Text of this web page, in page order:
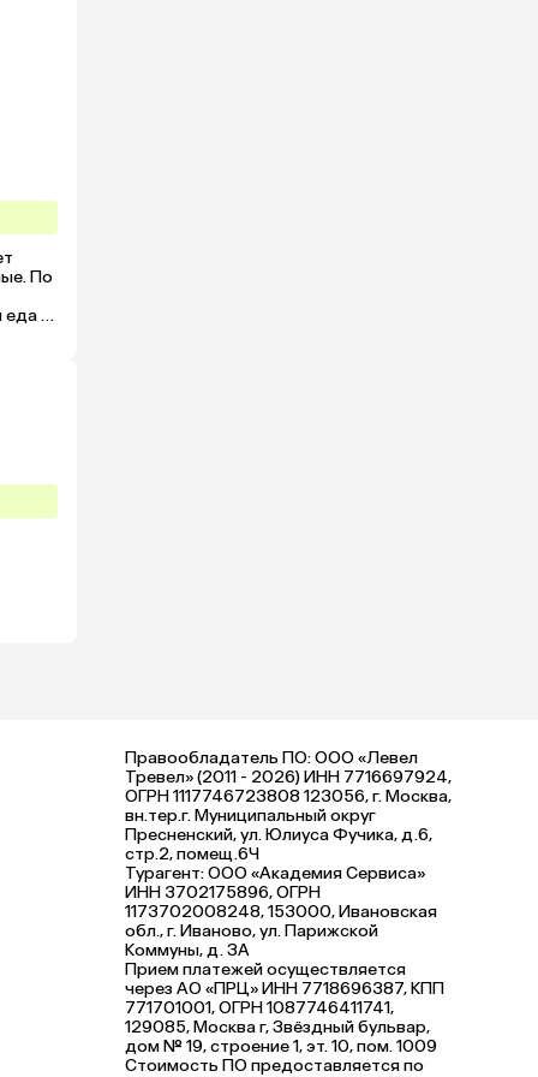
По
еда
Правообладатель ПО: ООО «Левел
Тревел» (2011 - 2026) ИНН 7716697924,
ОГРН 1117746723808 123056, г. Москва,
вн.тер.г. Муниципальный округ
Пресненский, ул. Юлиуса Фучика, д.6,
стр.2, помещ.6Ч
Турагент: ООО «Академия Сервиса»
ИНН 3702175896, ОГРН
1173702008248, 153000, Ивановская
обл., г. Иваново, ул. Парижской
Коммуны, д. ЗА
Прием платежей осуществляется
через АО «ПРЦ» ИНН 7718696387, КПП
771701001, ОГРН 1087746411741,
129085, Москва г, Звёздный бульвар,
дом № 19, строение 1, эт. 10, пом. 1009
Стоимость ПО предоставляется по